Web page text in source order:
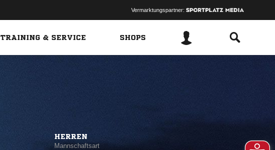
Vermarktungspartner:
TRAINING & SERVICE SHOPS
HERREN
Mannschaftsart